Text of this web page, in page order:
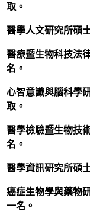
取。
醫學人文研究所碩
醫療暨生物科技法
名。
心智意識與腦科學
取。
醫學檢驗暨生物技
名。
醫學資訊研究所碩
癌症生物學與藥物
一名。